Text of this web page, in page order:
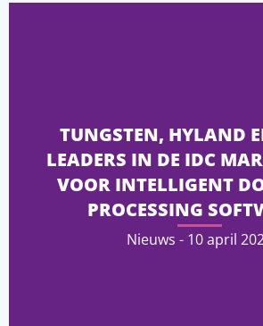
TUNGSTEN, HYLAND
LEADERS IN DE IDC
VOOR INTELLIGENT
PROCESSING
Nieuws - 10 april